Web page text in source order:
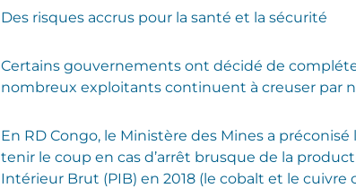
Des risques accrus pour la santé et la sécurité
Certains gouvernements ont décidé de
nombreux exploitants continuent à creuser par
En RD Congo, le Ministère des Mines a
tenir le coup en cas d’arrêt brusque de la
Intérieur Brut (PIB) en 2018 (le cobalt et le cuivre